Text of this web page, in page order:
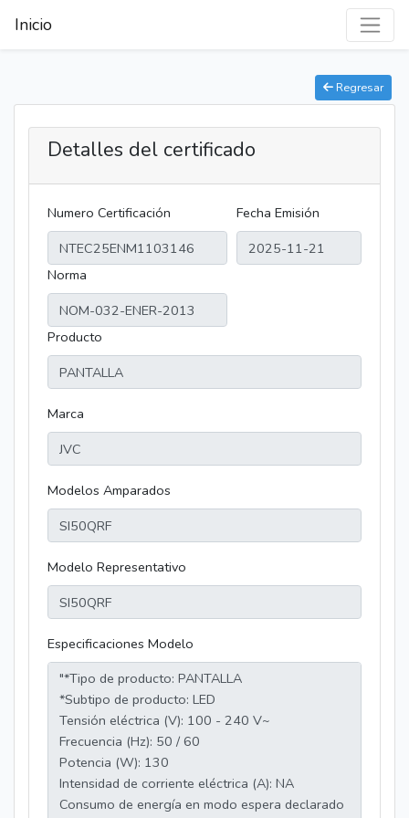
Inicio
Regresar
Detalles del certificado
Numero Certificación Fecha Emisión
Norma
Producto
Marca
Modelos Amparados
Modelo Representativo
Especificaciones Modelo